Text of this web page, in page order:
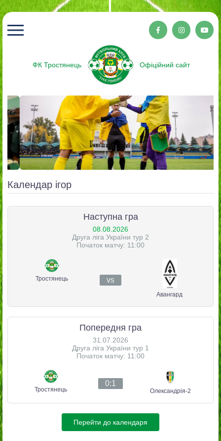
ФК Тростянець Офіційний сайт
Календар ігор
Наступна гра
08.08.2026
Друга ліга України тур 2
Початок матчу: 11:00
Тростянець vs
Авангард
Попередня гра
31.07.2026
Друга ліга України тур 1
Початок матчу: 11:00
Тростянець
0:1
Олександрія-2
Перейти до календаря